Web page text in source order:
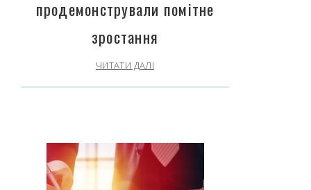
продемонстрували помітне
зростання
ЧИТАТИ ДАЛІ